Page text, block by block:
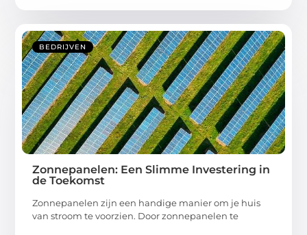
BEDRIJVEN
Zonnepanelen: Een Slimme Investering in
de Toekomst
Zonnepanelen zijn een handige manier om je huis
van stroom te voorzien. Door zonnepanelen te